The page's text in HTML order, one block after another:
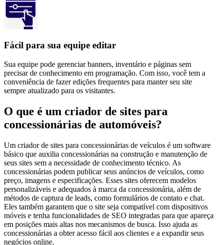
Fácil para sua equipe editar
Sua equipe pode gerenciar banners, inventário e páginas sem
precisar de conhecimento em programação. Com isso, você tem a
conveniência de fazer edições frequentes para manter seu site
sempre atualizado para os visitantes.
O que é um criador de sites para
concessionárias de automóveis?
Um criador de sites para concessionárias de veículos é um software
básico que auxilia concessionárias na construção e manutenção de
seus sites sem a necessidade de conhecimento técnico. As
concessionárias podem publicar seus anúncios de veículos, como
preço, imagens e especificações. Esses sites oferecem modelos
personalizáveis ​​e adequados à marca da concessionária, além de
métodos de captura de leads, como formulários de contato e chat.
Eles também garantem que o site seja compatível com dispositivos
móveis e tenha funcionalidades de SEO integradas para que apareça
em posições mais altas nos mecanismos de busca. Isso ajuda as
concessionárias a obter acesso fácil aos clientes e a expandir seus
negócios online.